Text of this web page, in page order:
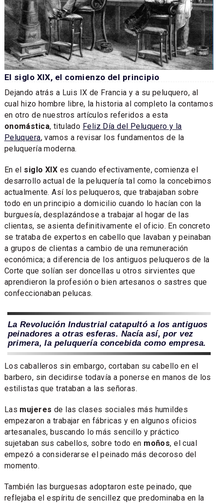
El siglo XIX, el comienzo del principio
Dejando atrás a Luis IX de Francia y a su peluquero, al
cual hizo hombre libre, la historia al completo la contamos
en otro de nuestros artículos referidos a esta
onomástica, titulado Feliz Día del Peluquero y la
Peluquera, vamos a revisar los fundamentos de la
peluquería moderna.
En el siglo XIX es cuando efectivamente, comienza el
desarrollo actual de la peluquería tal como la concebimos
actualmente. Así los peluqueros, que trabajaban sobre
todo en un principio a domicilio cuando lo hacían con la
burguesía, desplazándose a trabajar al hogar de las
clientas, se asienta definitivamente el oficio. En concreto
se trataba de expertos en cabello que lavaban y peinaban
a grupos de clientas a cambio de una remuneración
económica; a diferencia de los antiguos peluqueros de la
Corte que solían ser doncellas u otros sirvientes que
aprendieron la profesión o bien artesanos o sastres que
confeccionaban pelucas.
La Revolución Industrial catapultó a los antiguos
peinadores a otras esferas. Nacía así, por vez
primera, la peluquería concebida como empresa.
Los caballeros sin embargo, cortaban su cabello en el
barbero, sin decidirse todavía a ponerse en manos de los
estilistas que trataban a las señoras.
Las mujeres de las clases sociales más humildes
empezaron a trabajar en fábricas y en algunos oficios
artesanales, buscando lo más sencillo y práctico
sujetaban sus cabellos, sobre todo en moños, el cual
empezó a considerarse el peinado más decoroso del
momento.
También las burguesas adoptaron este peinado, que
reflejaba el espíritu de sencillez que predominaba en la